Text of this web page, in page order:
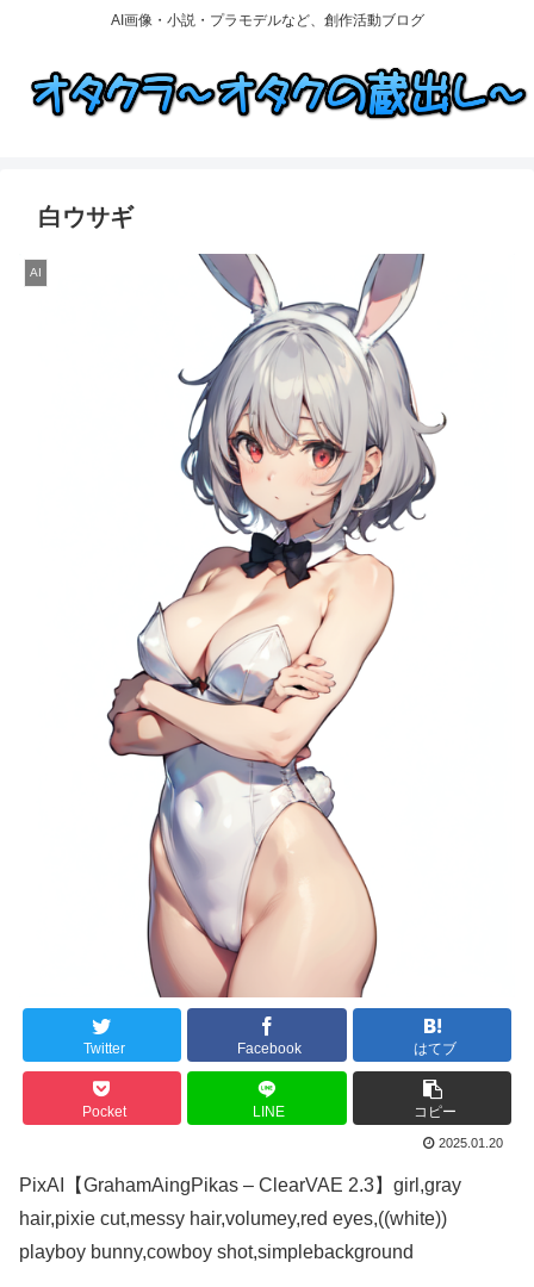
AI画像・小説・プラモデルなど、創作活動ブログ
白ウサギ
AI
Twitter Facebook はてブ
Pocket LINE コピー
2025.01.20
PixAI【GrahamAingPikas – ClearVAE 2.3】girl,gray
hair,pixie cut,messy hair,volumey,red eyes,((white))
playboy bunny,cowboy shot,simplebackground